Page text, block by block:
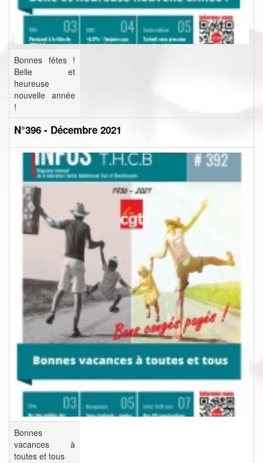
Bonnes fêtes !
Belle et
heureuse
nouvelle année
!
N°396 - Décembre 2021
Bonnes
vacances à
toutes et tous